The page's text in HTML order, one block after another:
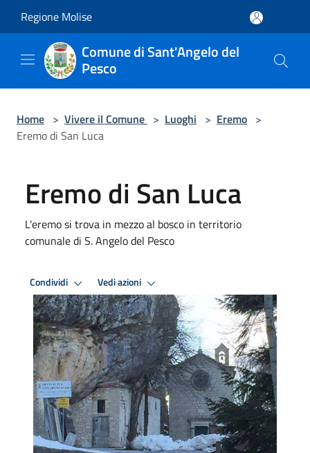
Regione Molise
Comune di Sant'Angelo del
Pesco
Home > Vivere il Comune > Luoghi > Eremo >
Eremo di San Luca
Eremo di San Luca
L'eremo si trova in mezzo al bosco in territorio
comunale di S. Angelo del Pesco
Condividi Vedi azioni